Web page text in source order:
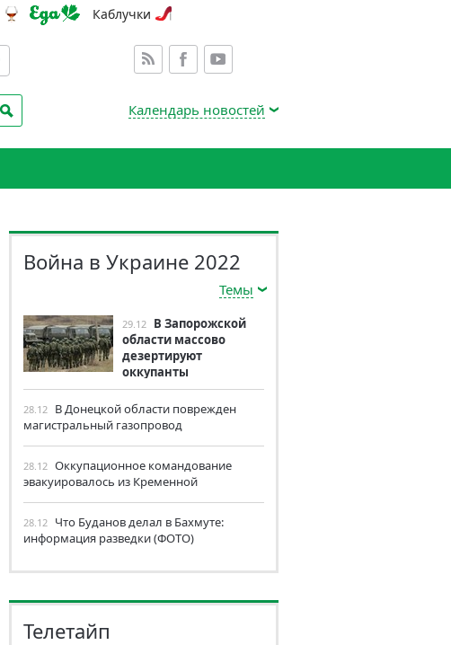
Каблучки
Календарь новостей
Война в Украине 2022
Темы
29.12 В Запорожской
области массово
дезертируют
оккупанты
28.12 В Донецкой области поврежден
магистральный газопровод
28.12 Оккупационное командование
эвакуировалось из Кременной
28.12 Что Буданов делал в Бахмуте:
информация разведки (ФОТО)
Телетайп